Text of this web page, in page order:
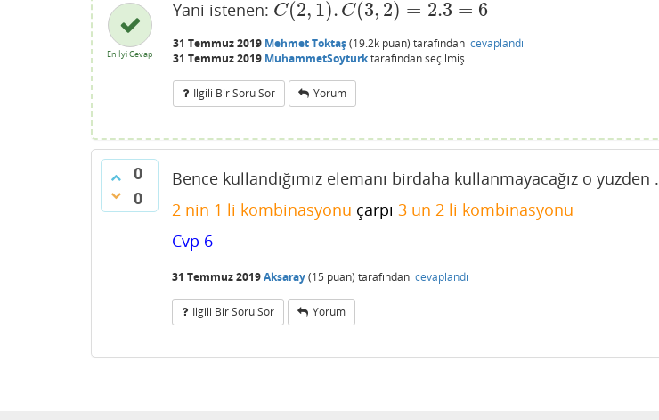
En İyi Cevap
Yani istenen: C(2, 1). C(3, 2) = 2.3 = 6
C(2,1) .C(3 ,2)=2.3=6
31 Temmuz 2019 Mehmet Toktaş(19.2k puan) tarafından cevaplandı
31 Temmuz 2019 MuhammetSoyturktarafındanseçilmiş
Ilgili Bir Soru Sor Yorum
0
0
Bence kullandığımız elemanı birdaha kullanmayacağız o yuzden .
2 nin 1 li kombinasyonu çarpı 3 un 2 li kombinasyonu
Cvp 6
31 Temmuz 2019Aksaray(15 puan) tarafından cevaplandı
Ilgili Bir Soru Sor Yorum